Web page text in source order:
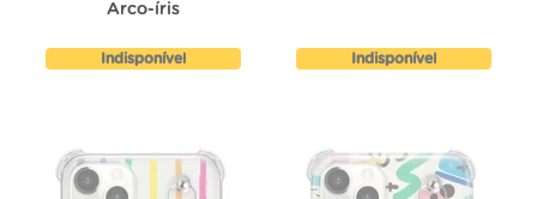
Arco-íris
Indisponível Indisponível